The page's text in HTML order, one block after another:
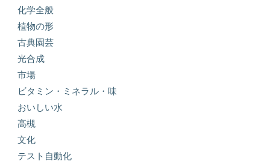
化学全般
植物の形
古典園芸
光合成
市場
ビタミン・ミネラル・味
おいしい水
高槻
文化
テスト自動化